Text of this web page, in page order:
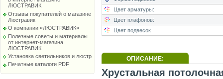
ЛЮСТРАВИК
Отзывы покупателей о магазине
Люстравик
О компании «ЛЮСТРАВИК»
Полезные советы и материалы
от интернет-магазина
ЛЮСТРАВИК
Установка светильников и люстр
Печатные каталоги PDF
Цвет арматуры:
Цвет плафонов:
Цвет подвесок
ОПИСАНИЕ:
Хрустальная